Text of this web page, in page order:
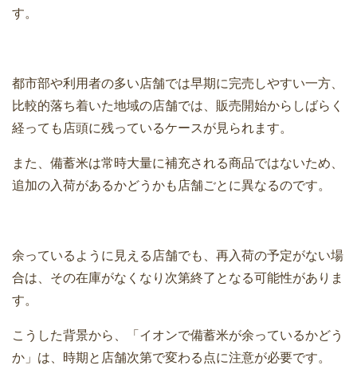
す。
都市部や利用者の多い店舗では早期に完売しやすい一方、
比較的落ち着いた地域の店舗では、販売開始からしばらく
経っても店頭に残っているケースが見られます。
また、備蓄米は常時大量に補充される商品ではないため、
追加の入荷があるかどうかも店舗ごとに異なるのです。
余っているように見える店舗でも、再入荷の予定がない場
合は、その在庫がなくなり次第終了となる可能性がありま
す。
こうした背景から、「イオンで備蓄米が余っているかどう
か」は、時期と店舗次第で変わる点に注意が必要です。